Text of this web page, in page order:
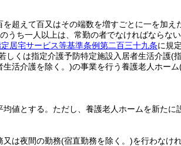
超えて百又はその端数を増すごとに一を加え
うち一人以上は、常勤の者でなければならない
居宅サービス等基準条例第二百三十九条に規
しくは指定介護予防特定施設入居者生活介護(
生活介護を除く。)の事業を行う養護老人ホーム
値とする。 ただし、養護老人ホームを新たに
又は夜間の勤務(宿直勤務を除く。)を行わなけ